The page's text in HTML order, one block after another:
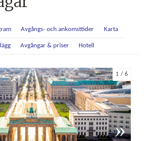
Avgångs- och ankomsttider Karta
Avgångar & priser Hotell
1 6